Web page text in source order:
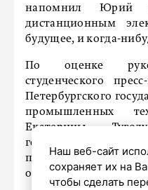
напомнил
дистанционным
будущее, и когда-
По оценке
студенческого
Петербургского
промышленных
Екатерины
голосование
появлении
останется, даже
Наш веб-сайт
сохраняет их на
чтобы сделать